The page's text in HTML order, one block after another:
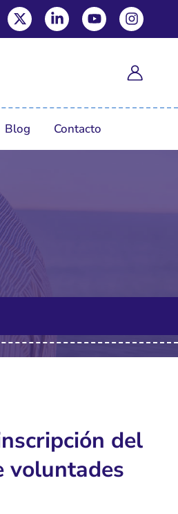
X-twitter Linkedin-in Youtube Instagram
Blog Contacto
del
voluntades